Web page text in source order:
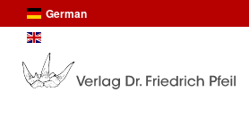
German